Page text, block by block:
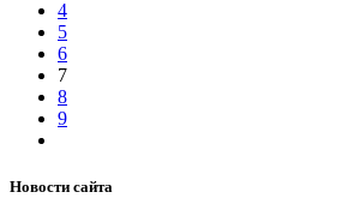
4
5
6
7
8
9
Новости сайта